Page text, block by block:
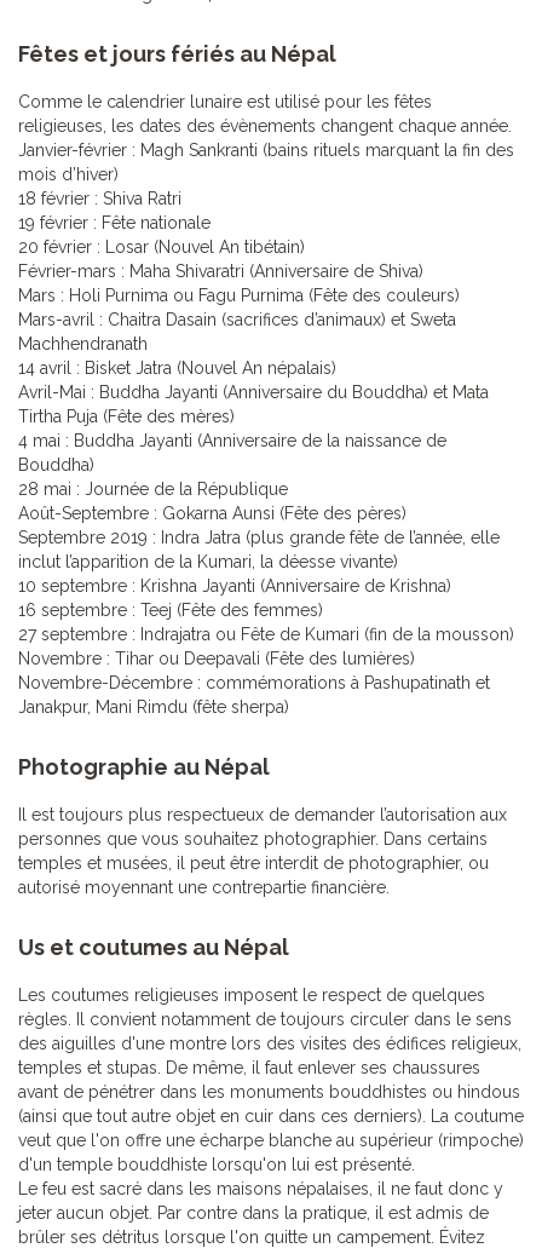
Fêtes et jours fériés au Népal
Comme le calendrier lunaire est utilisé pour les fêtes
religieuses, les dates des évènements changent chaque année.
Janvier-février : Magh Sankranti (bains rituels marquant la fin des
mois d’hiver)
18 février : Shiva Ratri
19 février : Fête nationale
20 février : Losar (Nouvel An tibétain)
Février-mars : Maha Shivaratri (Anniversaire de Shiva)
Mars : Holi Purnima ou Fagu Purnima (Fête des couleurs)
Mars-avril : Chaitra Dasain (sacrifices d’animaux) et Sweta
Machhendranath
14 avril : Bisket Jatra (Nouvel An népalais)
Avril-Mai : Buddha Jayanti (Anniversaire du Bouddha) et Mata
Tirtha Puja (Fête des mères)
4 mai : Buddha Jayanti (Anniversaire de la naissance de
Bouddha)
28 mai : Journée de la République
Août-Septembre : Gokarna Aunsi (Fête des pères)
Septembre 2019 : Indra Jatra (plus grande fête de l’année, elle
inclut l’apparition de la Kumari, la déesse vivante)
10 septembre : Krishna Jayanti (Anniversaire de Krishna)
16 septembre : Teej (Fête des femmes)
27 septembre : Indrajatra ou Fête de Kumari (fin de la mousson)
Novembre : Tihar ou Deepavali (Fête des lumières)
Novembre-Décembre : commémorations à Pashupatinath et
Janakpur, Mani Rimdu (fête sherpa)
Photographie au Népal
Il est toujours plus respectueux de demander l’autorisation aux
personnes que vous souhaitez photographier. Dans certains
temples et musées, il peut être interdit de photographier, ou
autorisé moyennant une contrepartie financière.
Us et coutumes au Népal
Les coutumes religieuses imposent le respect de quelques
règles. Il convient notamment de toujours circuler dans le sens
des aiguilles d'une montre lors des visites des édifices religieux,
temples et stupas. De même, il faut enlever ses chaussures
avant de pénétrer dans les monuments bouddhistes ou hindous
(ainsi que tout autre objet en cuir dans ces derniers). La coutume
veut que l'on offre une écharpe blanche au supérieur (rimpoche)
d'un temple bouddhiste lorsqu'on lui est présenté.
Le feu est sacré dans les maisons népalaises, il ne faut donc y
jeter aucun objet. Par contre dans la pratique, il est admis de
brûler ses détritus lorsque l'on quitte un campement. Évitez